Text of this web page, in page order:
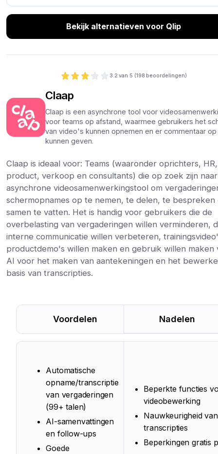
Bekijk alternatieven voor Qlip
3.2 van 5 (198 beoordelingen)
Claap
Claap is een asynchrone tool voor
voor teams op afstand, waarmee gebruikers het
van video's kunnen opnemen en er commentaar op
kunnen geven.
Claap is ideaal voor: Teams (waaronder oprichters, HR,
product, verkoop en consultants) die op zoek zijn
asynchrone videosamenwerkingstool om
schermopnames op te nemen, te delen, te bespreken
samen te vatten. Het is handig voor gebruikers die de
overbelasting van vergaderingen willen verminderen,
interne communicatie willen verbeteren,
productdemo's willen maken en gebruik willen maken
AI voor het maken van aantekeningen en het
basis van transcripties.
Voordelen Nadelen
Automatische
opname/transcriptie
van vergaderingen
(99+ talen)
AI-samenvattingen
en follow-ups
Goede
Beperkte functies
videobewerking
Nauwkeurigheid van
transcripties
Beperkingen gratis